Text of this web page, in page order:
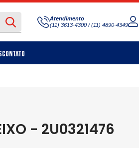
Atendimento
(11) 3613-4300 / (11) 4890-4349
Contato
- 2U0321476